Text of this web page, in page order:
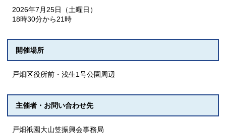
2026年7月25日（土曜日）
18時30分から21時
開催場所
戸畑区役所前・浅生1号公園周辺
主催者・お問い合わせ先
戸畑祇󠄀園大山笠振興会事務局